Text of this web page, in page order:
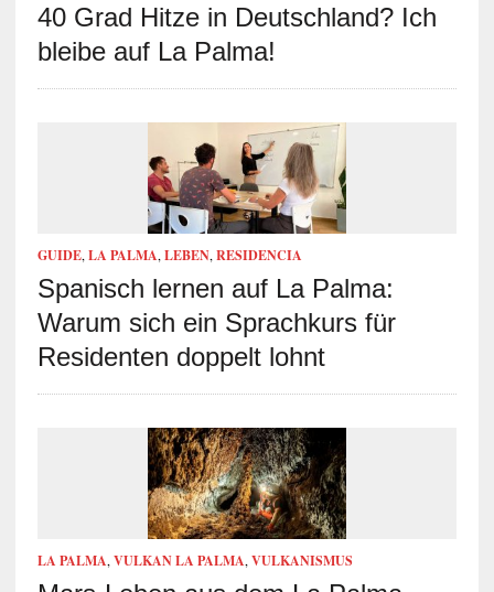
40 Grad Hitze in Deutschland? Ich
bleibe auf La Palma!
GUIDE, LA PALMA, LEBEN, RESIDENCIA
Spanisch lernen auf La Palma:
Warum sich ein Sprachkurs für
Residenten doppelt lohnt
LA PALMA, VULKAN LA PALMA, VULKANISMUS